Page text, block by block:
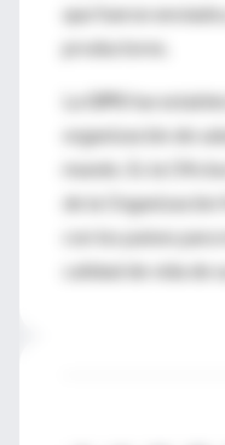
que fueron
productores.
La OPS
fue
organización de
mundo. Es la
de la Organización
con los países
calidad de vida de